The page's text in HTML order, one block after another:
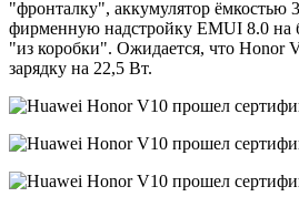
"фронталку", аккумулятор ёмкостью
фирменную надстройку EMUI 8.0 на
"из коробки". Ожидается, что Honor
зарядку на 22,5 Вт.